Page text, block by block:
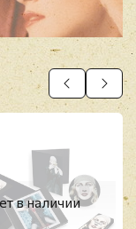
в наличии